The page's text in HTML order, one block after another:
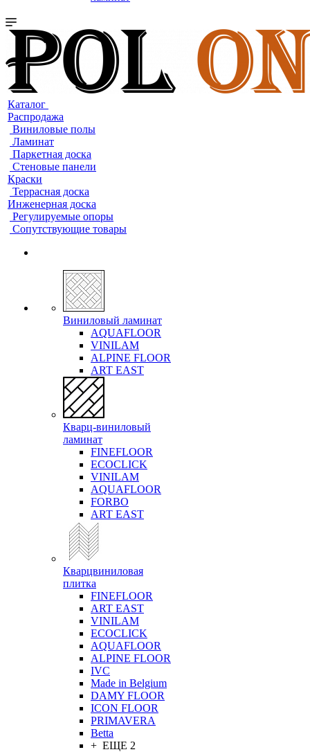
Каталог
Распродажа
Виниловые полы
Ламинат
Паркетная доска
Стеновые панели
Краски
Террасная доска
Инженерная доска
Регулируемые опоры
Сопутствующие товары
Виниловый ламинат
AQUAFLOOR
VINILAM
ALPINE FLOOR
ART EAST
Кварц-виниловый
ламинат
FINEFLOOR
ECOCLICK
VINILAM
AQUAFLOOR
FORBO
ART EAST
Кварцвиниловая
плитка
FINEFLOOR
ART EAST
VINILAM
ECOCLICK
AQUAFLOOR
ALPINE FLOOR
IVC
Made in Belgium
DAMY FLOOR
ICON FLOOR
PRIMAVERA
Betta
+ ЕЩЕ 2